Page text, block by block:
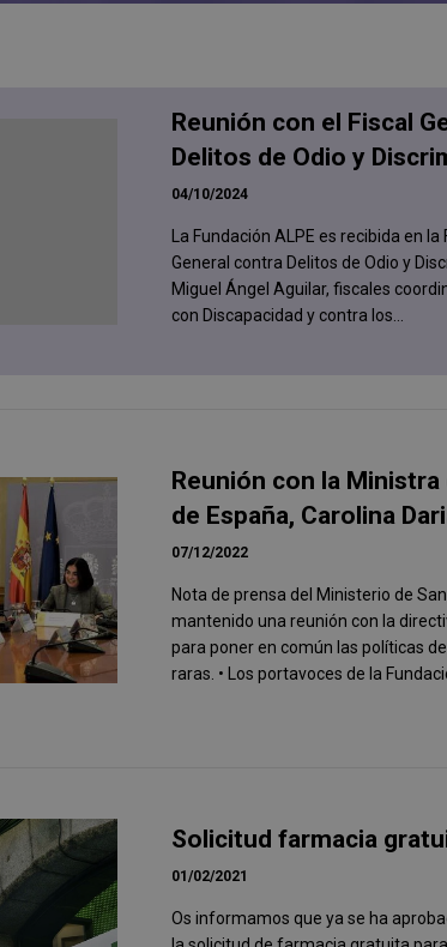
Reunión con el Fiscal
Delitos de Odio y
04/10/2024
La Fundación ALPE es recibida en
General contra Delitos de Odio y
Miguel Ángel Aguilar, fiscales
con Discapacidad y contra los...
Reunión con la
de España, Carolina
07/12/2022
Nota de prensa del Ministerio de
mantenido una reunión con la
para poner en común las políticas
raras. • Los portavoces de la
Solicitud farmacia
01/02/2021
Os informamos que ya se ha